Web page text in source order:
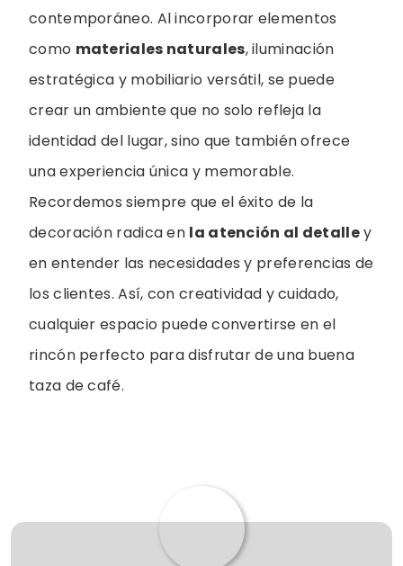
contemporáneo. Al incorporar elementos
como materiales naturales, iluminación
estratégica y mobiliario versátil, se puede
crear un ambiente que no solo refleja la
identidad del lugar, sino que también ofrece
una experiencia única y memorable.
Recordemos siempre que el éxito de la
decoración radica en la atención al detalley
en entender las necesidades y preferencias de
los clientes. Así, con creatividad y cuidado,
cualquier espacio puede convertirse en el
rincón perfecto para disfrutar de una buena
taza de café.